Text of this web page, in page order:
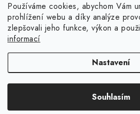
Používáme cookies, abychom Vám
prohlížení webu a díky analýze
zlepšovali jeho funkce, výkon a
informací
Nastavení
Souhlasím
Informace pro vás
Billy Goat Walker
Zemědělská technika
CIME SHOP .